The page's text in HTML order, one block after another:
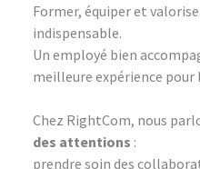
Former, équiper et
indispensable.
Un employé bien
meilleure expérience pour
Chez RightCom, nous
des attentions :
prendre soin des